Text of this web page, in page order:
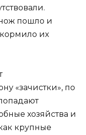
пошло и
их
«зачистки», по
хозяйства и
крупные